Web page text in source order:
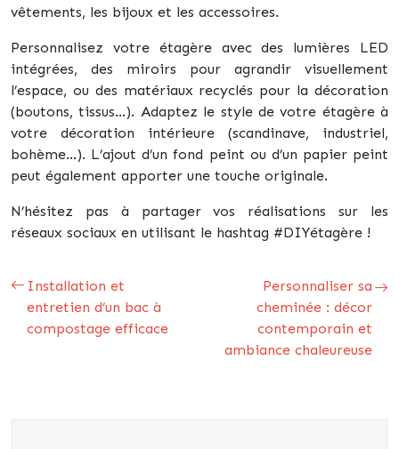
vêtements, les bijoux et les accessoires.
Personnalisez votre étagère avec des lumières LED
intégrées, des miroirs pour agrandir visuellement
l’espace, ou des matériaux recyclés pour la décoration
(boutons, tissus…). Adaptez le style de votre étagère à
votre décoration intérieure (scandinave, industriel,
bohème…). L’ajout d’un fond peint ou d’un papier peint
peut également apporter une touche originale.
N’hésitez pas à partager vos réalisations sur les
réseaux sociaux en utilisant le hashtag #DIYétagère !
Installation et
entretien d’un bac à
compostage efficace
Personnaliser sa
cheminée : décor
contemporain et
ambiance chaleureuse